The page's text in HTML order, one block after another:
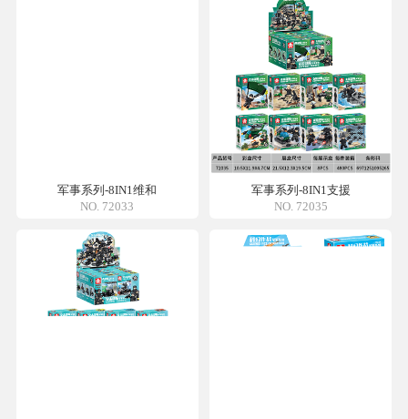
军事系列-8IN1维和
NO. 72033
军事系列-8IN1支援
NO. 72035